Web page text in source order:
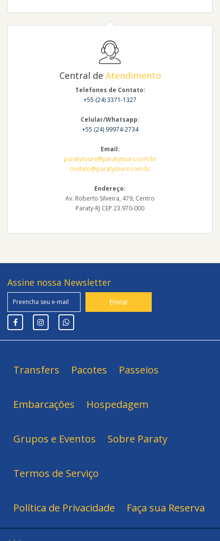
Central de Atendimento
Telefones de Contato:
+55 (24) 3371-1327
Celular/Whatsapp:
+55 (24) 99974-2734
Email:
paratytours@paratytours.com.br
contato@paratytours.com.br
Endereço:
Av. Roberto Silveira, 479, Centro
Paraty-RJ CEP 23.970-000
Assine nossa Newsletter
Transfers Pacotes Passeios
Embarcações Hospedagem
Grupos e Eventos Sobre Paraty
Termos de Serviço
Política de Privacidade Faça sua Reserva